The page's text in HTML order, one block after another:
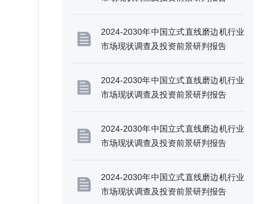
2024-2030年中国立式直线磨边机行业
市场现状调查及投资前景研判报告
2024-2030年中国立式直线磨边机行业
市场现状调查及投资前景研判报告
2024-2030年中国立式直线磨边机行业
市场现状调查及投资前景研判报告
2024-2030年中国立式直线磨边机行业
市场现状调查及投资前景研判报告